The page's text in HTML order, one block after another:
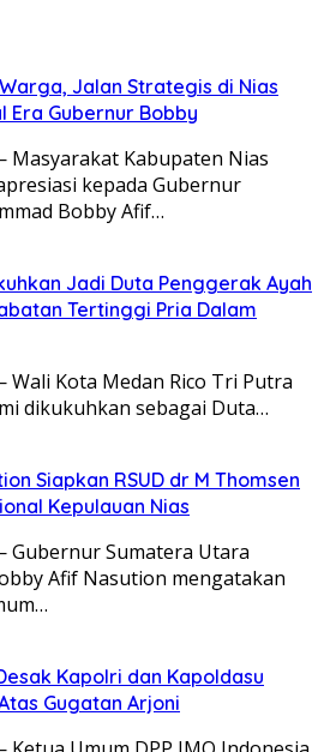
Jalan Strategis di Nias
Era Gubernur Bobby
Masyarakat Kabupaten Nias
kepada Gubernur
Bobby Afif…
Jadi Duta Penggerak Ayah
Tertinggi Pria Dalam
Wali Kota Medan Rico Tri Putra
dikukuhkan sebagai Duta…
Siapkan RSUD dr M Thomsen
Kepulauan Nias
Gubernur Sumatera Utara
Afif Nasution mengatakan
Kapolri dan Kapoldasu
Gugatan Arjoni